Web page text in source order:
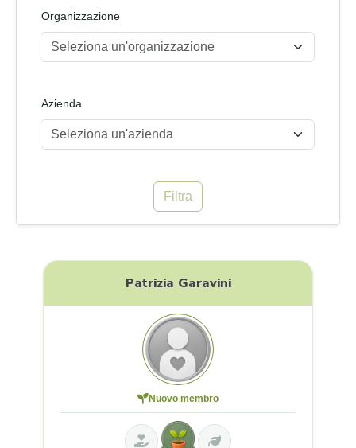
Organizzazione
Seleziona un'organizzazione
Azienda
Seleziona un'azienda
Filtra
Patrizia Garavini
Nuovo membro